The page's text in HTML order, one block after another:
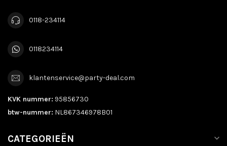
0118-234114
0118234114
klantenservice@party-deal.com
KVK nummer: 95856730
btw-nummer: NL867346978B01
CATEGORIEËN